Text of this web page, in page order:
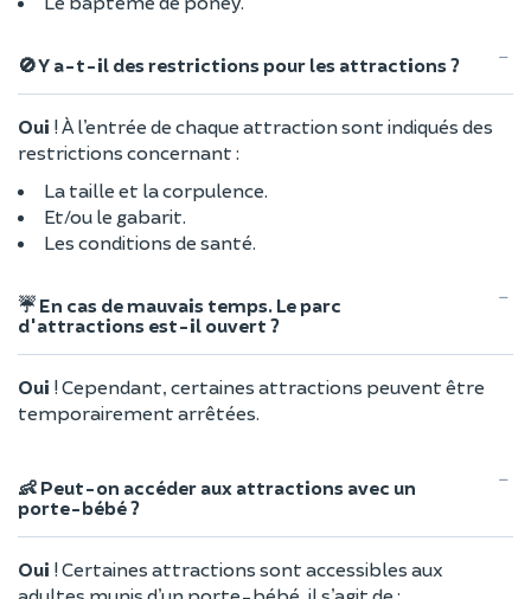
🚫 Y a-t-il des restrictions pour les attractions ?
Oui ! À l’entrée de chaque attraction sont indiqués des
restrictions concernant :
La taille et la corpulence.
Et/ou le gabarit.
Les conditions de santé.
☔ En cas de mauvais temps. Le parc
d'attractions est-il ouvert ?
Oui ! Cependant, certaines attractions peuvent être
temporairement arrêtées.
👶 Peut-on accéder aux attractions avec un
porte-bébé ?
Oui ! Certaines attractions sont accessibles aux